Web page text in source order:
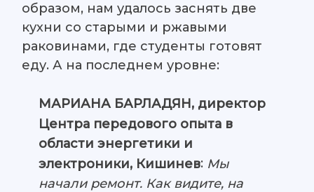
образом, нам удалось заснять две
кухни со старыми и ржавыми
раковинами, где студенты готовят
еду. А на последнем уровне:
МАРИАНА БАРЛАДЯН, директор
Центра передового опыта в
области энергетики и
электроники, Кишинев: Мы
начали ремонт. Как видите, на